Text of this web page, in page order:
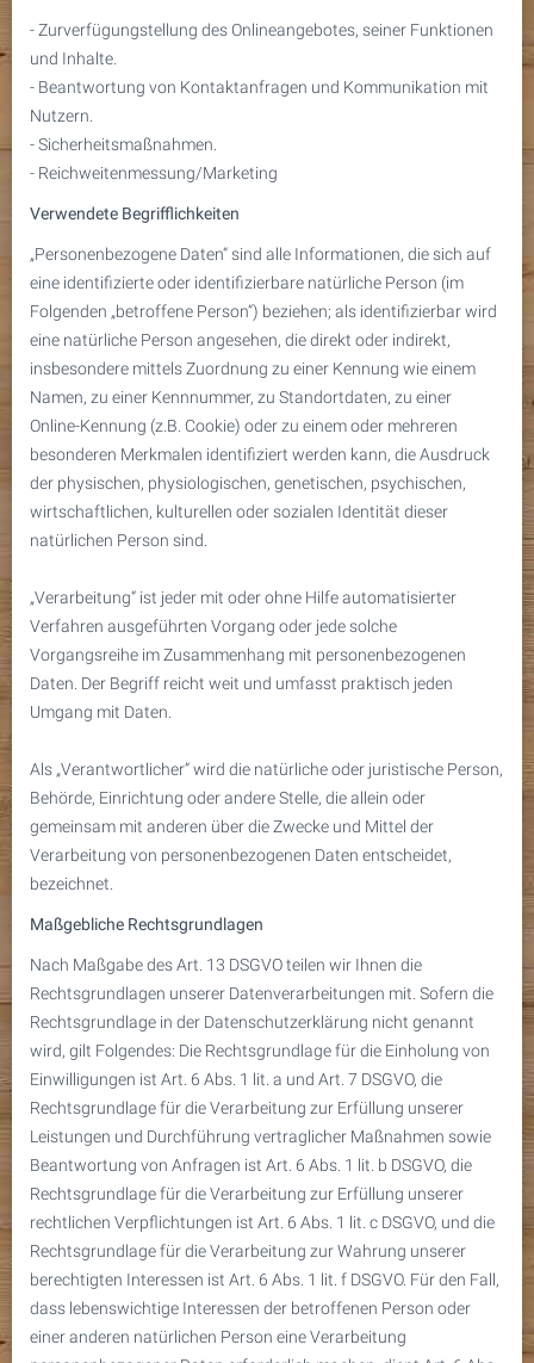
- Zurverfügungstellung des Onlineangebotes, seiner Funktionen
und Inhalte.
- Beantwortung von Kontaktanfragen und Kommunikation mit
Nutzern.
- Sicherheitsmaßnahmen.
- Reichweitenmessung/Marketing
Verwendete Begrifflichkeiten
„Personenbezogene Daten“ sind alle Informationen, die sich auf
eine identifizierte oder identifizierbare natürliche Person (im
Folgenden „betroffene Person“) beziehen; als identifizierbar wird
eine natürliche Person angesehen, die direkt oder indirekt,
insbesondere mittels Zuordnung zu einer Kennung wie einem
Namen, zu einer Kennnummer, zu Standortdaten, zu einer
Online-Kennung (z.B. Cookie) oder zu einem oder mehreren
besonderen Merkmalen identifiziert werden kann, die Ausdruck
der physischen, physiologischen, genetischen, psychischen,
wirtschaftlichen, kulturellen oder sozialen Identität dieser
natürlichen Person sind.
„Verarbeitung“ ist jeder mit oder ohne Hilfe automatisierter
Verfahren ausgeführten Vorgang oder jede solche
Vorgangsreihe im Zusammenhang mit personenbezogenen
Daten. Der Begriff reicht weit und umfasst praktisch jeden
Umgang mit Daten.
Als „Verantwortlicher“ wird die natürliche oder juristische Person,
Behörde, Einrichtung oder andere Stelle, die allein oder
gemeinsam mit anderen über die Zwecke und Mittel der
Verarbeitung von personenbezogenen Daten entscheidet,
bezeichnet.
Maßgebliche Rechtsgrundlagen
Nach Maßgabe des Art. 13 DSGVO teilen wir Ihnen die
Rechtsgrundlagen unserer Datenverarbeitungen mit. Sofern die
Rechtsgrundlage in der Datenschutzerklärung nicht genannt
wird, gilt Folgendes: Die Rechtsgrundlage für die Einholung von
Einwilligungen ist Art. 6 Abs. 1 lit. a und Art. 7 DSGVO, die
Rechtsgrundlage für die Verarbeitung zur Erfüllung unserer
Leistungen und Durchführung vertraglicher Maßnahmen sowie
Beantwortung von Anfragen ist Art. 6 Abs. 1 lit. b DSGVO, die
Rechtsgrundlage für die Verarbeitung zur Erfüllung unserer
rechtlichen Verpflichtungen ist Art. 6 Abs. 1 lit. c DSGVO, und die
Rechtsgrundlage für die Verarbeitung zur Wahrung unserer
berechtigten Interessen ist Art. 6 Abs. 1 lit. f DSGVO. Für den Fall,
dass lebenswichtige Interessen der betroffenen Person oder
einer anderen natürlichen Person eine Verarbeitung